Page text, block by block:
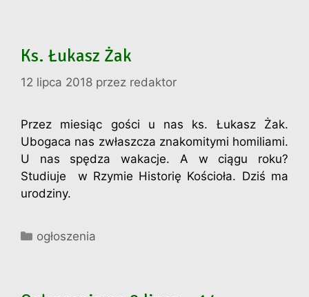
Ks. Łukasz Żak
12 lipca 2018 przez redaktor
Przez miesiąc gości u nas ks. Łukasz Żak.
Ubogaca nas zwłaszcza znakomitymi homiliami.
U nas spędza wakacje. A w ciągu roku?
Studiuje w Rzymie Historię Kościoła. Dziś ma
urodziny.
Kategorie
ogłoszenia